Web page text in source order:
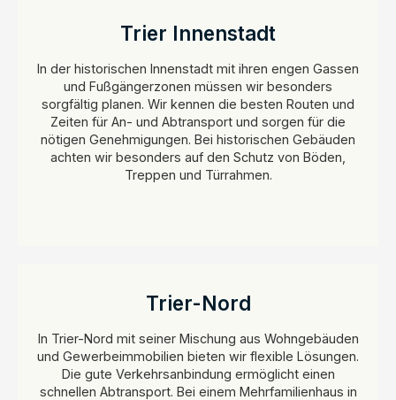
Trier Innenstadt
In der historischen Innenstadt mit ihren engen Gassen
und Fußgängerzonen müssen wir besonders
sorgfältig planen. Wir kennen die besten Routen und
Zeiten für An- und Abtransport und sorgen für die
nötigen Genehmigungen. Bei historischen Gebäuden
achten wir besonders auf den Schutz von Böden,
Treppen und Türrahmen.
Trier-Nord
In Trier-Nord mit seiner Mischung aus Wohngebäuden
und Gewerbeimmobilien bieten wir flexible Lösungen.
Die gute Verkehrsanbindung ermöglicht einen
schnellen Abtransport. Bei einem Mehrfamilienhaus in